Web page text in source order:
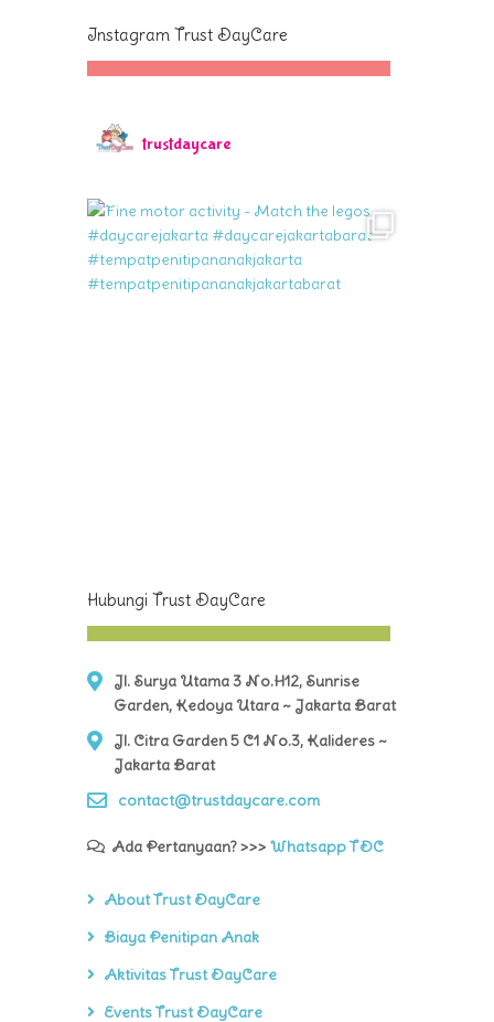
Instagram Trust DayCare
trustdaycare
Hubungi Trust DayCare
Jl. Surya Utama 3 No.H12, Sunrise
Garden, Kedoya Utara ~ Jakarta Barat
Jl. Citra Garden 5 C1 No.3, Kalideres ~
Jakarta Barat
contact@trustdaycare.com
Ada Pertanyaan? >>> Whatsapp TDC
About Trust DayCare
Biaya Penitipan Anak
Aktivitas Trust DayCare
Events Trust DayCare